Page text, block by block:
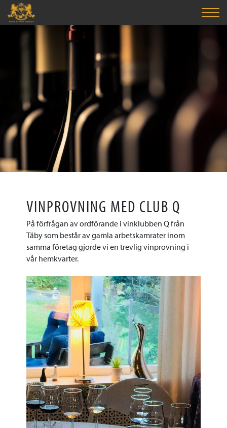
VINPROVNING MED CLUB Q
På förfrågan av ordförande i vinklubben Q från
Täby som består av gamla arbetskamrater inom
samma företag gjorde vi en trevlig vinprovning i
vår hemkvarter.